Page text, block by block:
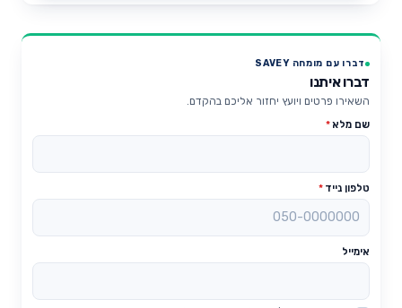
דברו עם מומחה SAVEY
דברו איתנו
השאירו פרטים ויועץ יחזור אליכם בהקדם.
שם מלא*
טלפון נייד *
אימייל